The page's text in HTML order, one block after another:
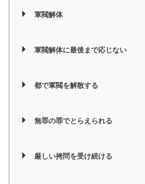
軍閥解体
軍閥解体に最後まで応じない
都で軍閥を解散する
無罪の罪でとらえられる
厳しい拷問を受け続ける